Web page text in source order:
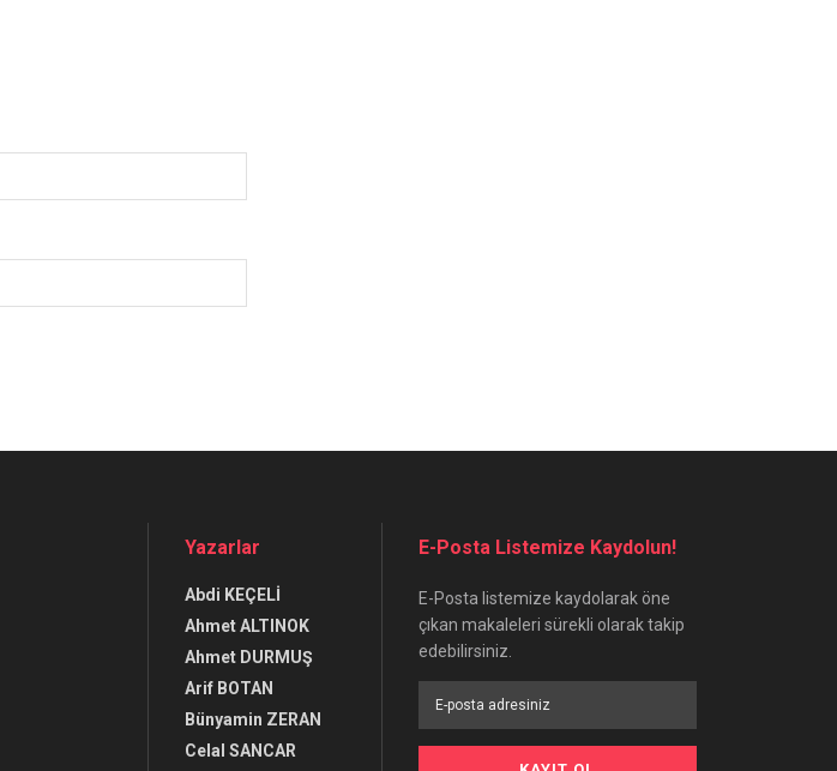
Yazarlar
Abdi KEÇELİ
Ahmet ALTINOK
Ahmet DURMUŞ
Arif BOTAN
Bünyamin ZERAN
Celal SANCAR
E-Posta Listemize Kaydolun!
E-Posta listemize kaydolarak öne
çıkan makaleleri sürekli olarak takip
edebilirsiniz.